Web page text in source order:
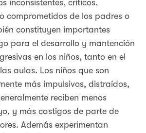
inconsistentes, críticos,
comprometidos de los padres o
constituyen importantes
para el desarrollo y mantención
en los niños, tanto en el
aulas. Los niños que son
más impulsivos, distraídos,
reciben menos
y más castigos de parte de
Además experimentan